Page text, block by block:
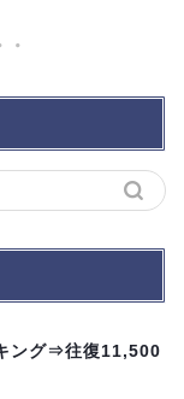
ング⇒往復11,500